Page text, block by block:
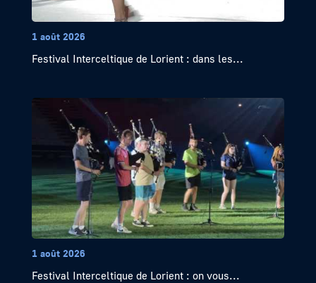
1 août 2026
Festival Interceltique de Lorient : dans les...
1 août 2026
Festival Interceltique de Lorient : on vous...